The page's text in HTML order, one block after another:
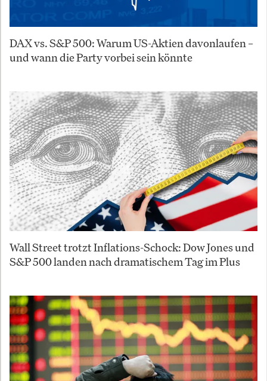
DAX vs. S&P 500: Warum US-Aktien davonlaufen –
und wann die Party vorbei sein könnte
Wall Street trotzt Inflations-Schock: Dow Jones und
S&P 500 landen nach dramatischem Tag im Plus